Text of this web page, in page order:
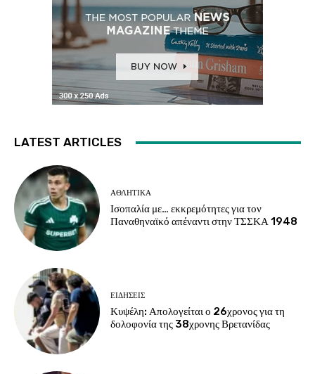
LATEST ARTICLES
ΑΘΛΗΤΙΚΑ
Ισοπαλία με… εκκρεμότητες για τον
Παναθηναϊκό απέναντι στην ΤΣΣΚΑ 1948
ΕΙΔΗΣΕΙΣ
Κυψέλη: Απολογείται ο 26χρονος για τη
δολοφονία της 38χρονης Βρετανίδας